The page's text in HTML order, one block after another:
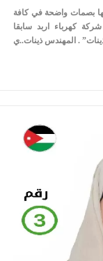
بصمات واضحة في كافة
كهرباء اربد سابقا